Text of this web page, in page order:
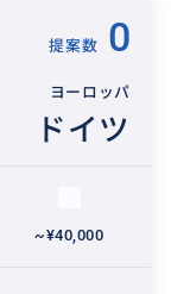
提案数 0
ヨーロッパ
ドイツ
~¥40,000